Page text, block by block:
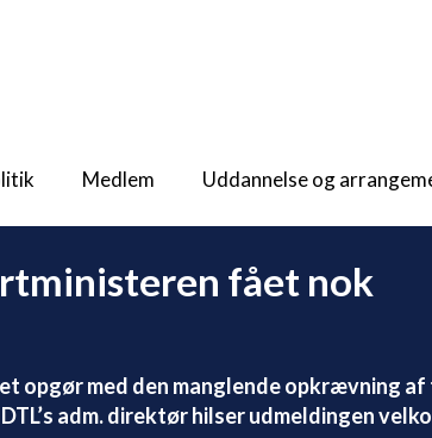
Medlem Uddannelse og
fået nok
opgør med den manglende opkrævning
adm. direktør hilser udmeldingen